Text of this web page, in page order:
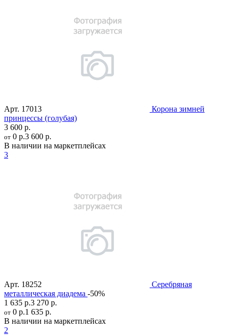
Арт. 17013
Корона зимней
принцессы (голубая)
3 600 р.
от 0 р.3 600 р.
В наличии на маркетплейсах
3
Арт. 18252
Серебряная
металлическая диадема -50%
1 635 р.3 270 р.
от 0 р.1 635 р.
В наличии на маркетплейсах
2